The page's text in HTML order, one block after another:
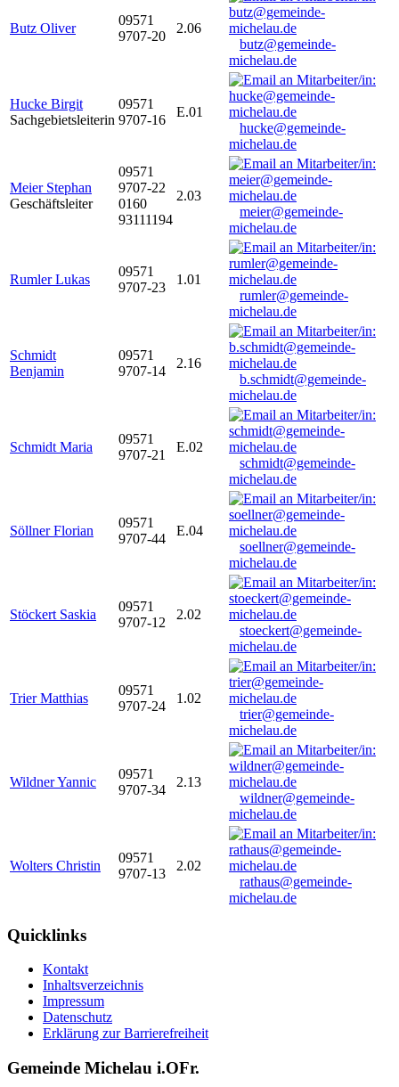
Butz Oliver
09571
9707-20
2.06
butz@gemeinde-
michelau.de
Hucke Birgit
Sachgebietsleiterin
09571
9707-16
E.01
hucke@gemeinde-
michelau.de
Meier Stephan
Geschäftsleiter
09571
9707-22
0160
93111194
2.03
meier@gemeinde-
michelau.de
Rumler Lukas
09571
9707-23
1.01
rumler@gemeinde-
michelau.de
Schmidt
Benjamin
09571
9707-14
2.16
b.schmidt@gemeinde-
michelau.de
Schmidt Maria
09571
9707-21
E.02
schmidt@gemeinde-
michelau.de
Söllner Florian
09571
9707-44
E.04
soellner@gemeinde-
michelau.de
Stöckert Saskia
09571
9707-12
2.02
stoeckert@gemeinde-
michelau.de
Trier Matthias
09571
9707-24
1.02
trier@gemeinde-
michelau.de
Wildner Yannic
09571
9707-34
2.13
wildner@gemeinde-
michelau.de
Wolters Christin
09571
9707-13
2.02
rathaus@gemeinde-
michelau.de
Quicklinks
Kontakt
Inhaltsverzeichnis
Impressum
Datenschutz
Erklärung zur Barrierefreiheit
Gemeinde Michelau i.OFr.